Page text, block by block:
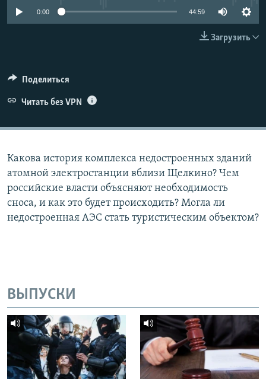
ПОБЕДИТЕЛЕЙ НЕ СУДЯТ?
УКРАИНСКАЯ ПРОБЛЕМА КРЫМА
ПРИСОЕДИНЯЙТЕСЬ!
0:00 44:59
Загрузить
Поделиться
Читать без VPN
Какова история комплекса недостроенных зданий
атомной электростанции вблизи Щелкино? Чем
российские власти объясняют необходимость
сноса, и как это будет происходить? Могла ли
недостроенная АЭС стать туристическим объектом?
ВЫПУСКИ